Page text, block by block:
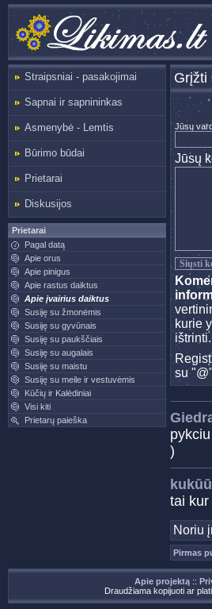
Straipsniai - pasakojimai
Sapnai ir sapnininkas
Asmenybė - Lemtis
Būrimo būdai
Prietarai
Diskusijos
Prietarai
Pagal datą
Apie orus
Apie pinigus
Apie rastus daiktus
Apie įvairius daiktus
Susiję su žmonėmis
Susiję su gyvūnais
Susiję su paukščiais
Susiję su augalais
Susiję su maistu
Susiję su meile ir vestuvėmis
Kūčių ir Kalėdiniai
Visi kiti
Prietarų paieška
Grįžti
Jūsų
Jūsų
kurie
ištrinti.
su
)
tai
Noriu
Pirmas
Apie projektą ::
Draudžiama kopijuoti ar